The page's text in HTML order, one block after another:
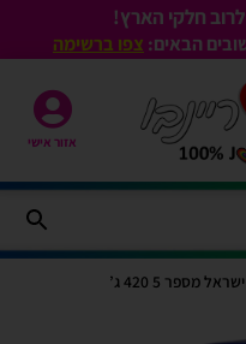
הבאים: צפו ברשימה
אזור אישי
מספר 5 420 ג’